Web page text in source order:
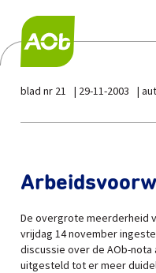
blad nr 21 29-11-2003
De overgrote meerderheid
vrijdag 14 november
discussie over de AOb-
uitgesteld tot er meer